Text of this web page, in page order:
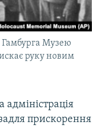
Гамбурга Музею
руку новим
адміністрація
прискорення